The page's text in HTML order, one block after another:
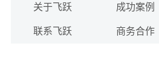
关于飞跃 成功案例
联系飞跃 商务合作